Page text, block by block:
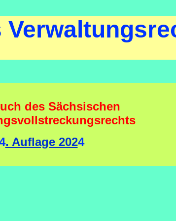
des Sächsischen
. Auflage 2024